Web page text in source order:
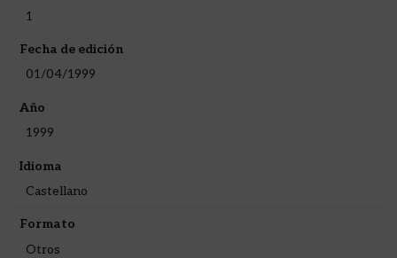
1
Fecha de edición
01/04/1999
Año
1999
Idioma
Castellano
Formato
Otros